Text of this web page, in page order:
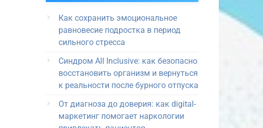
Как сохранить эмоциональное
равновесие подростка в период
сильного стресса
Синдром All Inclusive: как безопасно
восстановить организм и вернуться
к реальности после бурного отпуска
От диагноза до доверия: как digital-
маркетинг помогает наркологии